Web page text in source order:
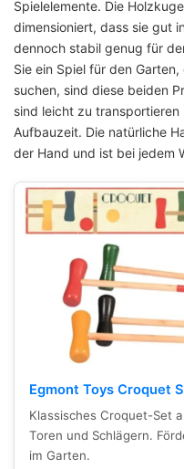
Spielelemente. Die
dimensioniert, dass sie gut
dennoch stabil genug für
Sie ein Spiel für den
suchen, sind diese beiden
sind leicht zu
Aufbauzeit. Die natürliche
der Hand und ist bei jedem
Egmont Toys Croquet
Klassisches Croquet-Set
Toren und Schlägern.
im Garten.